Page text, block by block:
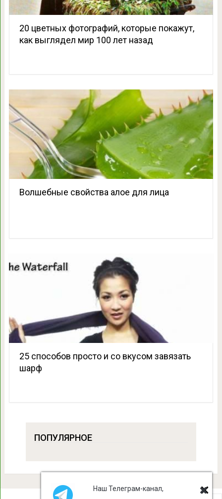
20 цветных фотографий, которые покажут,
как выглядел мир 100 лет назад
Волшебные свойства алое для лица
25 способов просто и со вкусом завязать
шарф
ПОПУЛЯРНОЕ
Наш Телеграм-канал,